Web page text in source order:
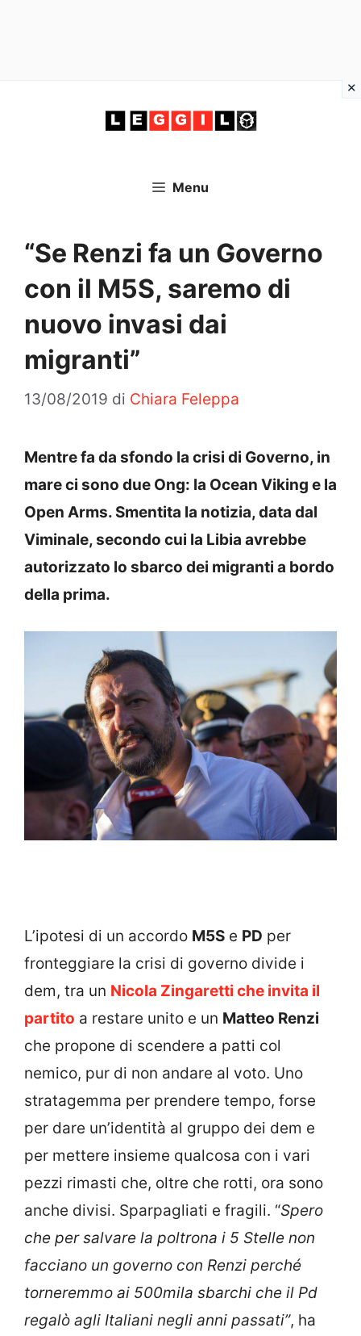
Menu
“Se Renzi fa un Governo
con il M5S, saremo di
nuovo invasi dai
migranti”
13/08/2019 di Chiara Feleppa
Mentre fa da sfondo la crisi di Governo, in
mare ci sono due Ong: la Ocean Viking e la
Open Arms. Smentita la notizia, data dal
Viminale, secondo cui la Libia avrebbe
autorizzato lo sbarco dei migranti a bordo
della prima.
L’ipotesi di un accordo M5S e PD per
fronteggiare la crisi di governo divide i
dem, tra un Nicola Zingaretti che invita il
partito a restare unito e un Matteo Renzi
che propone di scendere a patti col
nemico, pur di non andare al voto. Uno
stratagemma per prendere tempo, forse
per dare un’identità al gruppo dei dem e
per mettere insieme qualcosa con i vari
pezzi rimasti che, oltre che rotti, ora sono
anche divisi. Sparpagliati e fragili. “Spero
che per salvare la poltrona i 5 Stelle non
facciano un governo con Renzi perché
torneremmo ai 500mila sbarchi che il Pd
regalò agli Italiani negli anni passati”, ha